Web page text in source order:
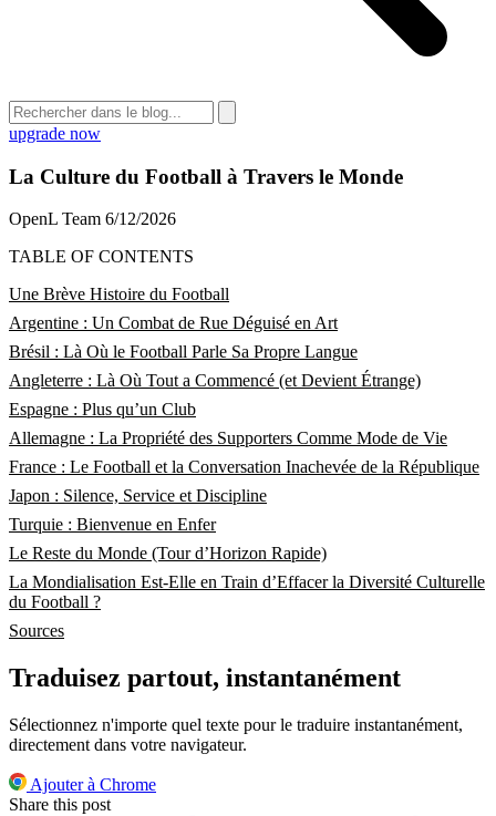
upgrade now
La Culture du Football à Travers le Monde
OpenL Team 6/12/2026
TABLE OF CONTENTS
Une Brève Histoire du Football
Argentine : Un Combat de Rue Déguisé en Art
Brésil : Là Où le Football Parle Sa Propre Langue
Angleterre : Là Où Tout a Commencé (et Devient Étrange)
Espagne : Plus qu’un Club
Allemagne : La Propriété des Supporters Comme Mode de Vie
France : Le Football et la Conversation Inachevée de la République
Japon : Silence, Service et Discipline
Turquie : Bienvenue en Enfer
Le Reste du Monde (Tour d’Horizon Rapide)
La Mondialisation Est-Elle en Train d’Effacer la Diversité Culturelle
du Football ?
Sources
Traduisez partout, instantanément
Sélectionnez n'importe quel texte pour le traduire instantanément,
directement dans votre navigateur.
Ajouter à Chrome
Share this post